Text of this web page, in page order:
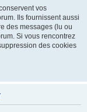
vos
Ils fournissent aussi
des messages (lu ou
Si vous rencontrez
des cookies